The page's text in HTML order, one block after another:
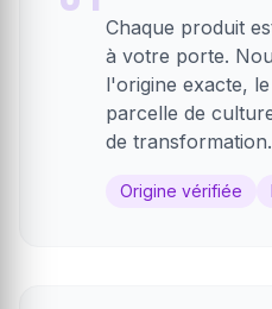
Chaque produit
à votre porte.
l'origine exacte,
parcelle de
de transformation.
Origine vérifiée